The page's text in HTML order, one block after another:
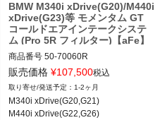
BMW M340i xDrive(G20)/M440i
xDrive(G23)等 モメンタム GT
コールドエアインテークシステ
ム (Pro 5R フィルター)【aFe】
商品番号 50-70060R
50-70060R
販売価格 ¥107,500税込
1-2ヶ月
M340i xDrive(G20,G21)
M440i xDrive(G22,G26)